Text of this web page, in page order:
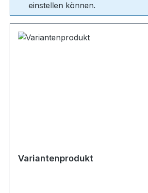
einstellen können.
Variantenprodukt